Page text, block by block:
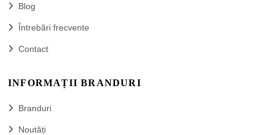
Blog
Întrebări frecvente
Contact
INFORMAȚII BRANDURI
Branduri
Noutăți